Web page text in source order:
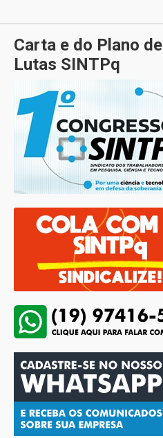
Carta e do Plano de
Lutas SINTPq